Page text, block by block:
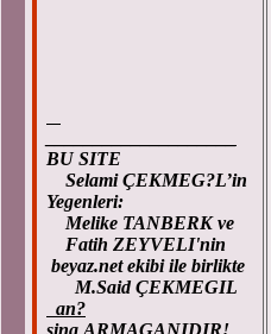
BU SITE
Selami ÇEKMEG?L’in
Yegenleri:
Melike TANBERK ve
Fatih ZEYVELI'nin
beyaz.net ekibi ile birlikte
M.Said ÇEKMEGIL
an?
sina ARMAGANIDIR!